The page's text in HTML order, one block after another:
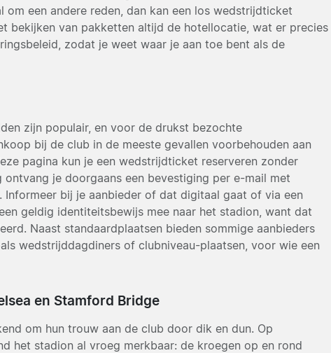
om een andere reden, dan kan een los wedstrijdticket
bekijken van pakketten altijd de hotellocatie, wat er precies
zodat je weet waar je aan toe bent als de
zijn populair, en voor de drukst bezochte
bij de club in de meeste gevallen voorbehouden aan
pagina kun je een wedstrijdticket reserveren zonder
je doorgaans een bevestiging per e-mail met
bij je aanbieder of dat digitaal gaat of via een
geldig identiteitsbewijs mee naar het stadion, want dat
Naast standaardplaatsen bieden sommige aanbieders
wedstrijddagdiners of clubniveau-plaatsen, voor wie een
en Stamford Bridge
om hun trouw aan de club door dik en dun. Op
het stadion al vroeg merkbaar: de kroegen op en rond